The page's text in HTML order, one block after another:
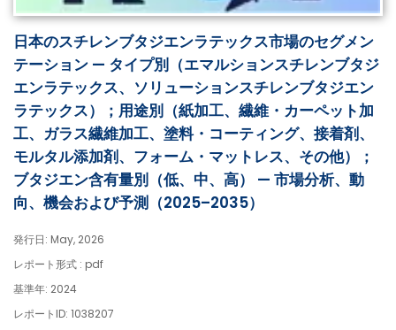
日本のスチレンブタジエンラテックス市場のセグメン
テーション — タイプ別（エマルションスチレンブタジ
エンラテックス、ソリューションスチレンブタジエン
ラテックス）；用途別（紙加工、繊維・カーペット加
工、ガラス繊維加工、塗料・コーティング、接着剤、
モルタル添加剤、フォーム・マットレス、その他）；
ブタジエン含有量別（低、中、高） — 市場分析、動
向、機会および予測（2025–2035）
発行日: May, 2026
レポート形式 : pdf
基準年: 2024
レポートID: 1038207